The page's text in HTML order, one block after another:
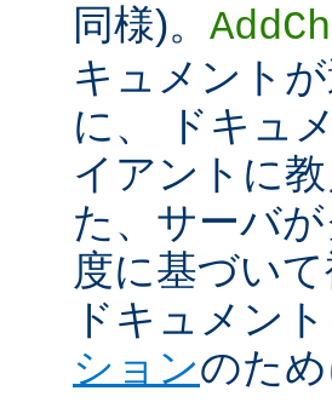
同様)。
キュメント
に、 ドキュ
イアントに
た、サーバ
度に基づい
ドキュメン
ションのた